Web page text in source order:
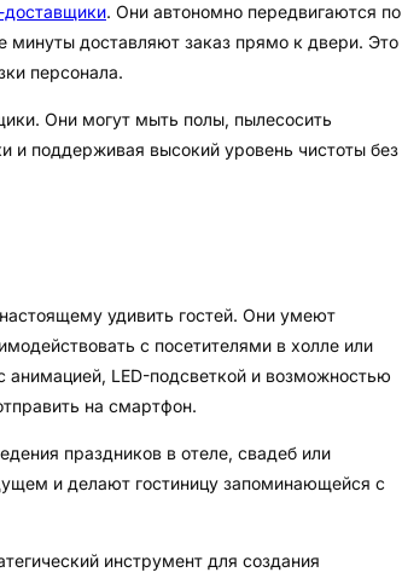
доставщики. Они автономно передвигаются по
минуты доставляют заказ прямо к двери. Это
персонала.
Они могут мыть полы, пылесосить
и поддерживая высокий уровень чистоты без
удивить гостей. Они умеют
с посетителями в холле или
LED-подсветкой и возможностью
на смартфон.
праздников в отеле, свадеб или
и делают гостиницу запоминающейся с
инструмент для создания